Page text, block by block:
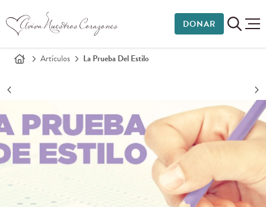
DONAR
Artículos La Prueba Del Estilo